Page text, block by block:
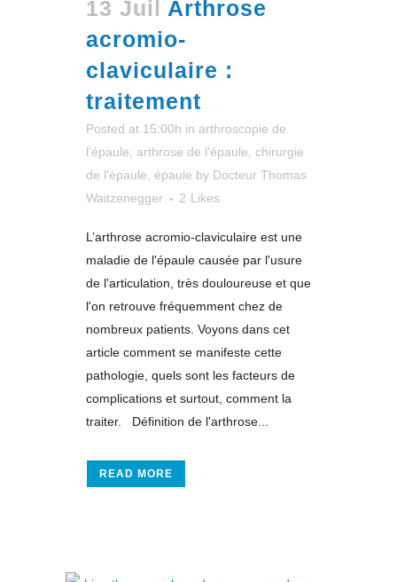
13 Juil Arthrose
acromio-
claviculaire :
traitement
Posted at 15:00h in arthroscopie de
l'épaule
arthrose de l'épaule chirurgie
de l'épaule épaule by Docteur Thomas
Waitzenegger
2 Likes
L’arthrose acromio-claviculaire est une
maladie de l'épaule causée par l'usure
de l'articulation, très douloureuse et que
l'on retrouve fréquemment chez de
nombreux patients. Voyons dans cet
article comment se manifeste cette
pathologie, quels sont les facteurs de
complications et surtout, comment la
traiter. Définition de l'arthrose...
READ MORE